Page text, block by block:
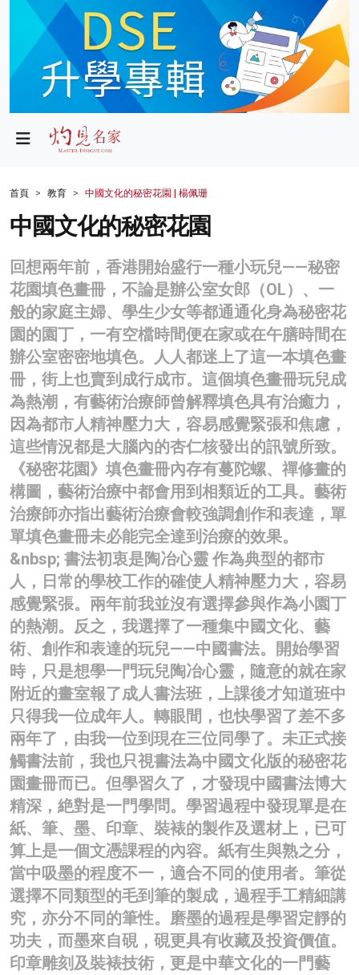
政局
財經
生活
商業
科技
影片
名家榜
灼見活動
關於我們
首頁 教育 中國文化的秘密花園 | 楊佩珊
中國文化的秘密花園
回想兩年前，香港開始盛行一種小玩兒——秘密
花園填色畫冊，不論是辦公室女郎（OL）、一
般的家庭主婦、學生少女等都通通化身為秘密花
園的園丁，一有空檔時間便在家或在午膳時間在
辦公室密密地填色。人人都迷上了這一本填色畫
冊，街上也賣到成行成市。這個填色畫冊玩兒成
為熱潮，有藝術治療師曾解釋填色具有治癒力，
因為都市人精神壓力大，容易感覺緊張和焦慮，
這些情況都是大腦內的杏仁核發出的訊號所致。
《秘密花園》填色畫冊內存有蔓陀螺、禪修畫的
構圖，藝術治療中都會用到相類近的工具。藝術
治療師亦指出藝術治療會較強調創作和表達，單
單填色畫冊未必能完全達到治療的效果。
&nbsp; 書法初衷是陶冶心靈 作為典型的都市
人，日常的學校工作的確使人精神壓力大，容易
感覺緊張。兩年前我並沒有選擇參與作為小園丁
的熱潮。反之，我選擇了一種集中國文化、藝
術、創作和表達的玩兒——中國書法。開始學習
時，只是想學一門玩兒陶冶心靈，隨意的就在家
附近的畫室報了成人書法班，上課後才知道班中
只得我一位成年人。轉眼間，也快學習了差不多
兩年了，由我一位到現在三位同學了。未正式接
觸書法前，我也只視書法為中國文化版的秘密花
園畫冊而已。但學習久了，才發現中國書法博大
精深，絶對是一門學問。學習過程中發現單是在
紙、筆、墨、印章、裝裱的製作及選材上，已可
算上是一個文憑課程的內容。紙有生與熟之分，
當中吸墨的程度不一，適合不同的使用者。筆從
選擇不同類型的毛到筆的製成，過程手工精細講
究，亦分不同的筆性。磨墨的過程是學習定靜的
功夫，而墨來自硯，硯更具有收藏及投資價值。
印章雕刻及裝裱技術，更是中華文化的一門藝